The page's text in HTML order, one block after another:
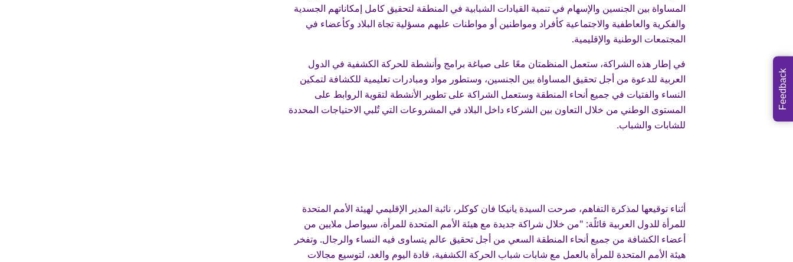
المساواة بين الجنسين والإسهام في تنمية القيادات الشبابية في المنطقة لتحقيق كامل إمكاناتهم الجسدية
والفكرية والعاطفية والاجتماعية كأفراد ومواطنين أو مواطنات عليهم مسؤلية تجاة البلاد وكأعضاء في
المجتمعات الوطنية والإقليمية.
في إطار هذه الشراكة، ستعمل المنظمتان معًا على صياغة برامج وأنشطة للحركة الكشفية في الدول
العربية للدعوة من أجل تحقيق المساواة بين الجنسين، وستطور مواد ومبادرات تعليمية للكشافة لتمكين
النساء والفتيات في جميع أنحاء المنطقة وستعمل الشراكة على تطوير الأنشطة لتقوية الروابط على
المستوى الوطني من خلال التعاون بين الشركاء داخل البلاد في المشروعات التي تٌلبي الاحتياجات المحددة
للشابات والشباب.
أثناء توقيعها لمذكرة التفاهم، صرحت السيدة يانيكا فان كوكلر، نائبة المدير الإقليمي لهيئة الأمم المتحدة
للمرأة للدول العربية قائلًة: "من خلال شراكة جديدة مع هيئة الأمم المتحدة للمرأة، سيواصل ملايين من
أعضاء الكشافة من جميع أنحاء المنطقة السعي من أجل تحقيق عالم يتساوى فيه النساء والرجال. وتفخر
هيئة الأمم المتحدة للمرأة بالعمل مع شابات شباب الحركة الكشفية، قادة اليوم والغد، لتوسيع مجالات
Feedback